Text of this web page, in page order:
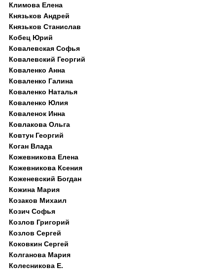
Климова Елена
Князьков Андрей
Князьков Станислав
Кобец Юрий
Ковалевская Софья
Ковалевский Георгий
Коваленко Анна
Коваленко Галина
Коваленко Наталья
Коваленко Юлия
Коваленок Инна
Ковлакова Ольга
Ковтун Георгий
Коган Влада
Кожевникова Елена
Кожевникова Ксения
Коженевский Богдан
Кожина Мария
Козаков Михаил
Козич Софья
Козлов Григорий
Козлов Сергей
Коковкин Сергей
Колганова Мария
Колесникова Е.